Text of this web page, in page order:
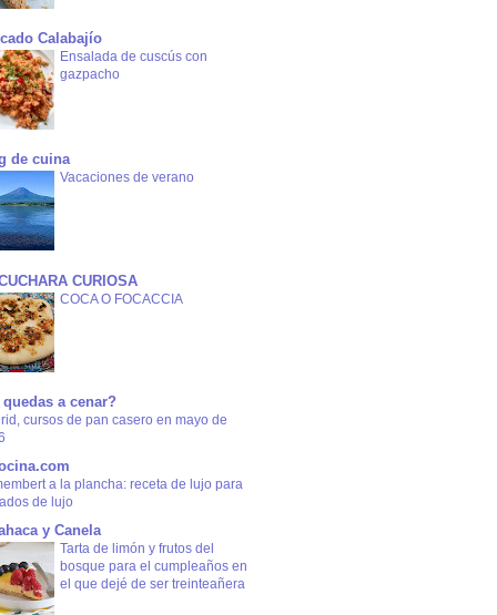
Calabajío
Ensalada de cuscús con
gazpacho
de cuina
Vacaciones de verano
CURIOSA
COCA O FOCACCIA
quedas a cenar?
cursos de pan casero en mayo de
a la plancha: receta de lujo para
de lujo
y Canela
Tarta de limón y frutos del
bosque para el cumpleaños en
el que dejé de ser treinteañera